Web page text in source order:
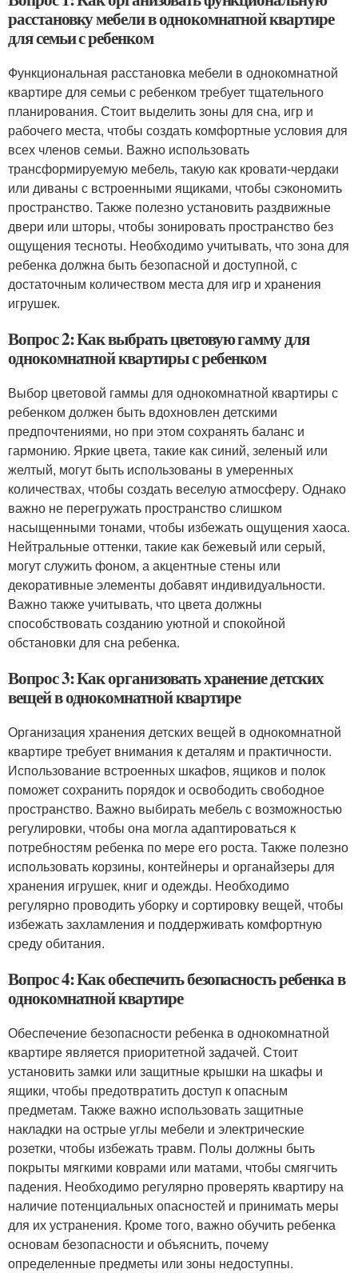
расстановку мебели в однокомнатной квартире
для семьи с ребенком
Функциональная расстановка мебели в однокомнатной
квартире для семьи с ребенком требует тщательного
планирования. Стоит выделить зоны для сна, игр и
рабочего места, чтобы создать комфортные условия для
всех членов семьи. Важно использовать
трансформируемую мебель, такую как кровати-чердаки
или диваны с встроенными ящиками, чтобы сэкономить
пространство. Также полезно установить раздвижные
двери или шторы, чтобы зонировать пространство без
ощущения тесноты. Необходимо учитывать, что зона для
ребенка должна быть безопасной и доступной, с
достаточным количеством места для игр и хранения
игрушек.
Вопрос 2: Как выбрать цветовую гамму для
однокомнатной квартиры с ребенком
Выбор цветовой гаммы для однокомнатной квартиры с
ребенком должен быть вдохновлен детскими
предпочтениями, но при этом сохранять баланс и
гармонию. Яркие цвета, такие как синий, зеленый или
желтый, могут быть использованы в умеренных
количествах, чтобы создать веселую атмосферу. Однако
важно не перегружать пространство слишком
насыщенными тонами, чтобы избежать ощущения хаоса.
Нейтральные оттенки, такие как бежевый или серый,
могут служить фоном, а акцентные стены или
декоративные элементы добавят индивидуальности.
Важно также учитывать, что цвета должны
способствовать созданию уютной и спокойной
обстановки для сна ребенка.
Вопрос 3: Как организовать хранение детских
вещей в однокомнатной квартире
Организация хранения детских вещей в однокомнатной
квартире требует внимания к деталям и практичности.
Использование встроенных шкафов, ящиков и полок
поможет сохранить порядок и освободить свободное
пространство. Важно выбирать мебель с возможностью
регулировки, чтобы она могла адаптироваться к
потребностям ребенка по мере его роста. Также полезно
использовать корзины, контейнеры и органайзеры для
хранения игрушек, книг и одежды. Необходимо
регулярно проводить уборку и сортировку вещей, чтобы
избежать захламления и поддерживать комфортную
среду обитания.
Вопрос 4: Как обеспечить безопасность ребенка в
однокомнатной квартире
Обеспечение безопасности ребенка в однокомнатной
квартире является приоритетной задачей. Стоит
установить замки или защитные крышки на шкафы и
ящики, чтобы предотвратить доступ к опасным
предметам. Также важно использовать защитные
накладки на острые углы мебели и электрические
розетки, чтобы избежать травм. Полы должны быть
покрыты мягкими коврами или матами, чтобы смягчить
падения. Необходимо регулярно проверять квартиру на
наличие потенциальных опасностей и принимать меры
для их устранения. Кроме того, важно обучить ребенка
основам безопасности и объяснить, почему
определенные предметы или зоны недоступны.